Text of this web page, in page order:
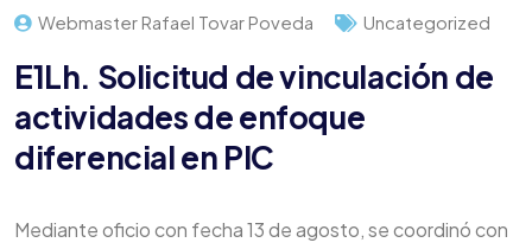
Webmaster Rafael Tovar Poveda Uncategorized
E1Lh. Solicitud de vinculación de
actividades de enfoque
diferencial en PIC
Mediante oficio con fecha 13 de agosto, se coordinó con